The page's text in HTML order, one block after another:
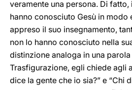
veramente una persona. Di
hanno conosciuto Gesù in modo
appreso il suo insegnamento,
non lo hanno conosciuto nella
distinzione analoga in una
Trasfigurazione, egli chiede agli
dice la gente che io sia?” e “Chi